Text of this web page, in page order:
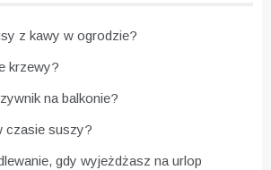
z kawy w ogrodzie?
krzewy?
na balkonie?
czasie suszy?
gdy wyjeżdżasz na urlop